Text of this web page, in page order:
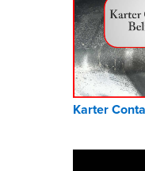
Karter